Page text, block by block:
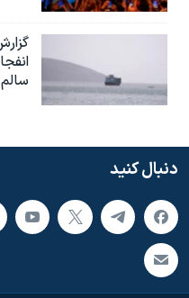
دنبال کنید